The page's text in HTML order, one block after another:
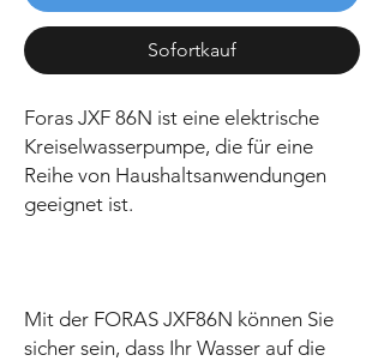
Sofortkauf
Foras JXF 86N ist eine elektrische
Kreiselwasserpumpe, die für eine
Reihe von Haushaltsanwendungen
geeignet ist.
Mit der FORAS JXF86N können Sie
sicher sein, dass Ihr Wasser auf die